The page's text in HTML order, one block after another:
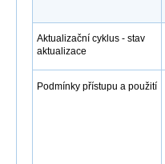
Aktualizační cyklus - stav
aktualizace
Podmínky přístupu a použití